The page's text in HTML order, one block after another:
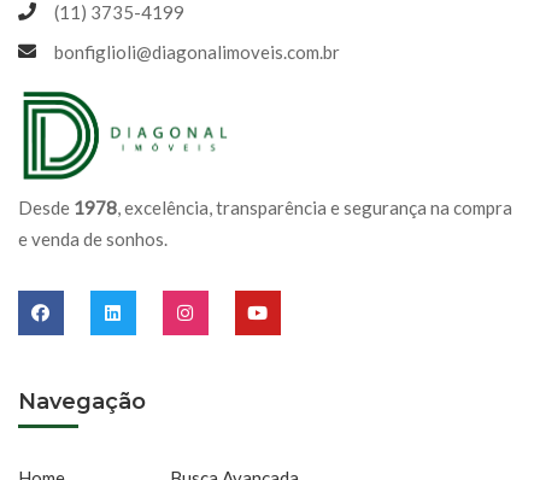
Desde 1978, excelência, transparência e segurança na compra
e venda de sonhos.
Navegação
(11) 3735-4199
bonfiglioli@diagonalimoveis.com.br